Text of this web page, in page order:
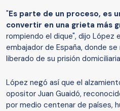
"Es parte de un proceso, es
convertir en una grieta más
rompiendo el dique", dijo López
embajador de España, donde
liberado de su prisión
López negó así que el
opositor Juan Guaidó,
por medio centenar de países,